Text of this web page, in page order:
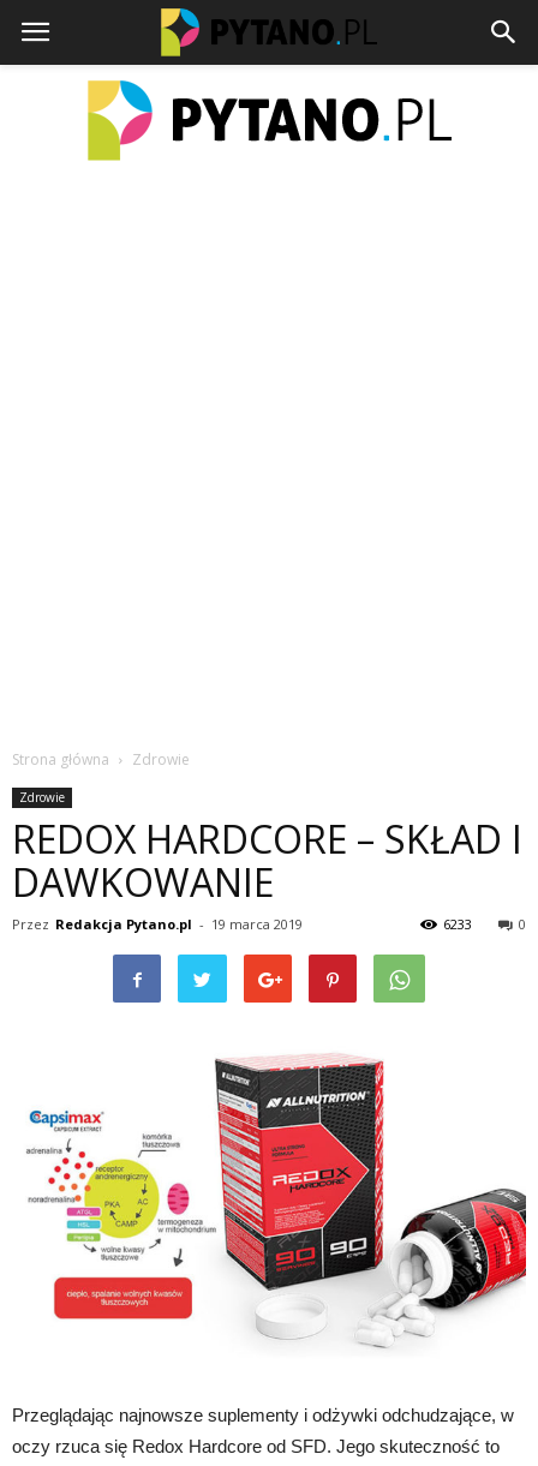
Strona główna Zdrowie
Zdrowie
REDOX HARDCORE – SKŁAD I
DAWKOWANIE
Przez Redakcja Pytano.pl - 19 marca 2019 0
6233
Przeglądając najnowsze suplementy i odżywki odchudzające, w
oczy rzuca się Redox Hardcore od SFD. Jego skuteczność to